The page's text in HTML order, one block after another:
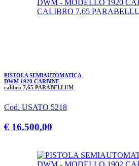
PISTOLA SEMIAUTOMATICA
DWM 1920 CARBINE
calibro 7,65 PARABELLUM
Cod. USATO 5218
€ 16.500,00